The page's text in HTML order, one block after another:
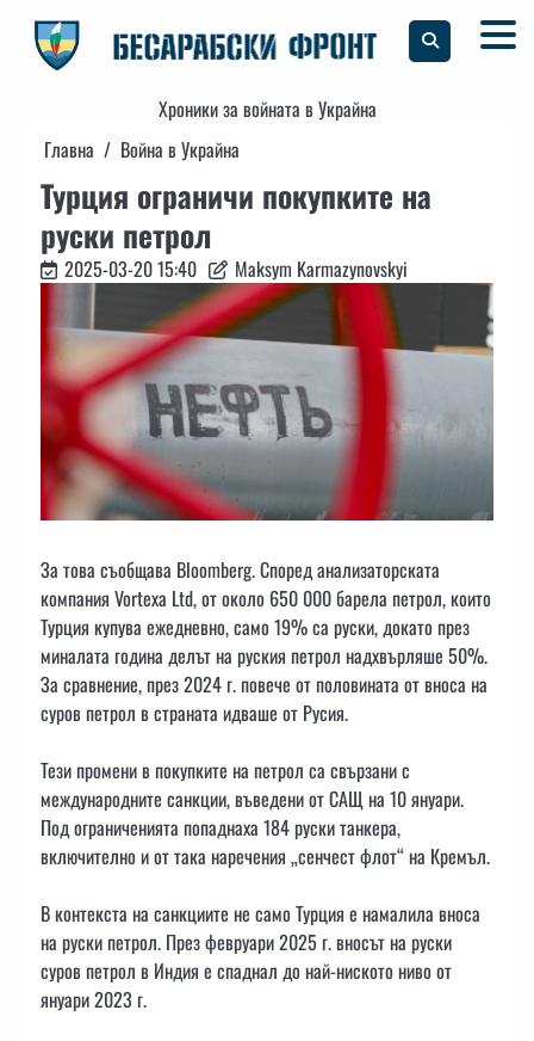
content
Хроники за войната в Украйна
Главна
Война в Украйна
Турция ограничи покупките на
руски петрол
2025-03-20 15:40 Maksym Karmazynovskyi
За това съобщава Bloomberg. Според анализаторската
компания Vortexa Ltd, от около 650 000 барела петрол, които
Турция купува ежедневно, само 19% са руски, докато през
миналата година делът на руския петрол надхвърляше 50%.
За сравнение, през 2024 г. повече от половината от вноса на
суров петрол в страната идваше от Русия.
Тези промени в покупките на петрол са свързани с
международните санкции, въведени от САЩ на 10 януари.
Под ограниченията попаднаха 184 руски танкера,
включително и от така наречения „сенчест флот“ на Кремъл.
В контекста на санкциите не само Турция е намалила вноса
на руски петрол. През февруари 2025 г. вносът на руски
суров петрол в Индия е спаднал до най-ниското ниво от
януари 2023 г.